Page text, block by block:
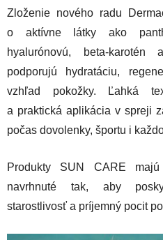
Zloženie nového radu
o aktívne látky ako
hyalurónovú, beta-
podporujú hydratáciu,
vzhľad pokožky. Ľahká
a praktická aplikácia v spreji
počas dovolenky, športu i
Produkty SUN CARE
navrhnuté tak, aby
starostlivosť a príjemný pocit